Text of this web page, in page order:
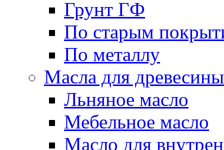
Грунт ГФ
По старым
По металлу
Масла для древесины
Льняное масло
Мебельное масло
Масло для